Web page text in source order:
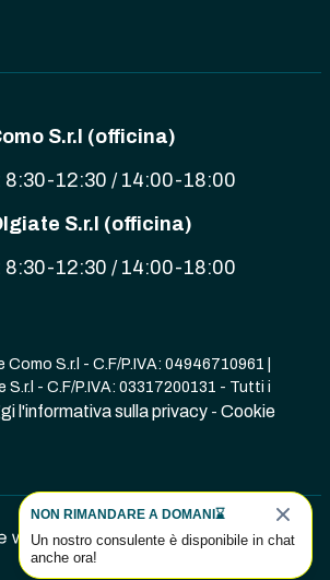
S.r.l (officina)
8:30-12:30 / 14:00-18:00
S.r.l (officina)
8:30-12:30 / 14:00-18:00
S.r.l - C.F/P.IVA: 04946710961 |
- C.F/P.IVA: 03317200131 - Tutti i
l'informativa sulla privacy - Cookie
NON RIMANDARE A DOMANI⌛
Un nostro consulente è disponibile in chat
anche ora!